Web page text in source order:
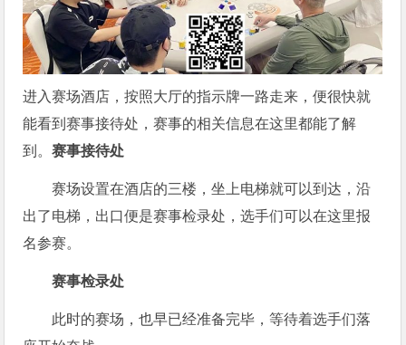
进入赛场酒店，按照大厅的指示牌一路走来，便很快就
能看到赛事接待处，赛事的相关信息在这里都能了解
到。赛事接待处
赛场设置在酒店的三楼，坐上电梯就可以到达，沿
出了电梯，出口便是赛事检录处，选手们可以在这里报
名参赛。
赛事检录处
此时的赛场，也早已经准备完毕，等待着选手们落